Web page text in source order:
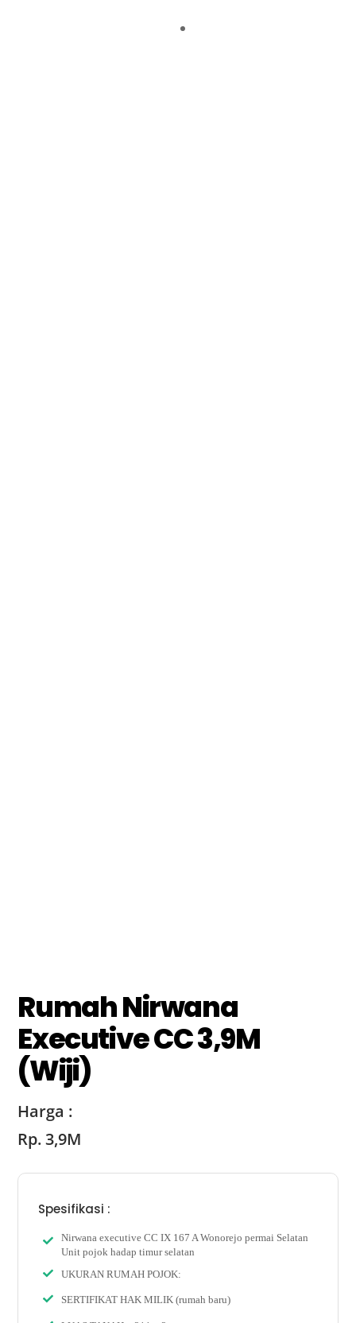
Rumah Nirwana
Executive CC 3,9M
(Wiji)
Harga :
Rp. 3,9M
Spesifikasi :
Nirwana executive CC IX 167 A Wonorejo permai Selatan
Unit pojok hadap timur selatan
UKURAN RUMAH POJOK:
SERTIFIKAT HAK MILIK (rumah baru)